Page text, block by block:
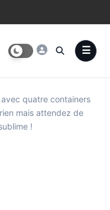
quatre containers
mais attendez de
!